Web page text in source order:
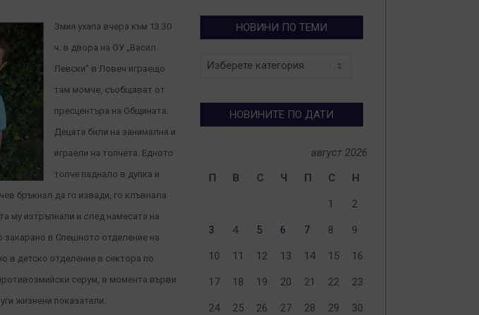
Змия ухапа вчера към 13.30
ч. в двора на ОУ „Васил
Левски” в Ловеч играещо
там момче, съобщават от
пресцентъра на Общината.
Децата били на занималня и
играели на топчета. Едното
топче паднало в дупка и
бръкнал да го извади, го клъвнала
му изтръпнали и след намесата на
закарано в Спешното отделение на
в детско отделение в сектора по
серум, в момента върви
жизнени показатели.
НОВИНИ ПО ТЕМИ
Новини
НОВИНИТЕ ПО ДАТИ
август 2026
П
В С Ч П С Н
1 2
3 4 5 6 7 8 9
10 11 12 13 14 15 16
17 18 19 20 21 22 23
24 25 26 27 28 29 30